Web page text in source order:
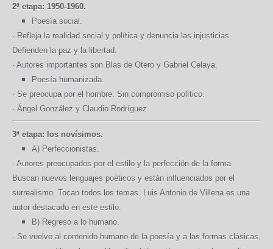
2ª etapa: 1950-1960.
Poesía social.
· Refleja la realidad social y política y denuncia las injusticias.
Defienden la paz y la libertad.
· Autores importantes son Blas de Otero y Gabriel Celaya.
Poesía humanizada.
· Se preocupa por el hombre. Sin compromiso político.
· Ángel González y Claudio Rodríguez.
3ª etapa: los novísimos.
A) Perfeccionistas.
· Autores preocupados por el estilo y la perfección de la forma.
Buscan nuevos lenguajes poéticos y están influenciados por el
surrealismo. Tocan todos los temas. Luis Antonio de Villena es una
autor destacado en este estilo.
B) Regreso a lo humano.
· Se vuelve al contenido humano de la poesía y a las formas clásicas,